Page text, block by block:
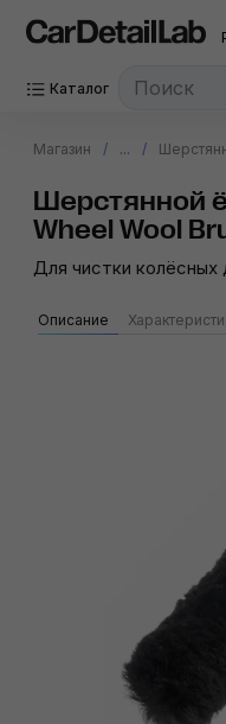
Каталог
Магазин ...
Шерстянной
Wheel Wool
Для чистки колёсных
Описание